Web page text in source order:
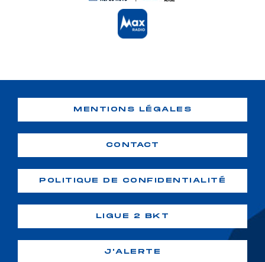
MENTIONS LÉGALES
CONTACT
POLITIQUE DE CONFIDENTIALITÉ
LIGUE 2 BKT
J'ALERTE